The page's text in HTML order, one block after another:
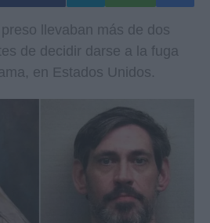
llevaban más de dos
de decidir darse a la fuga
en Estados Unidos.